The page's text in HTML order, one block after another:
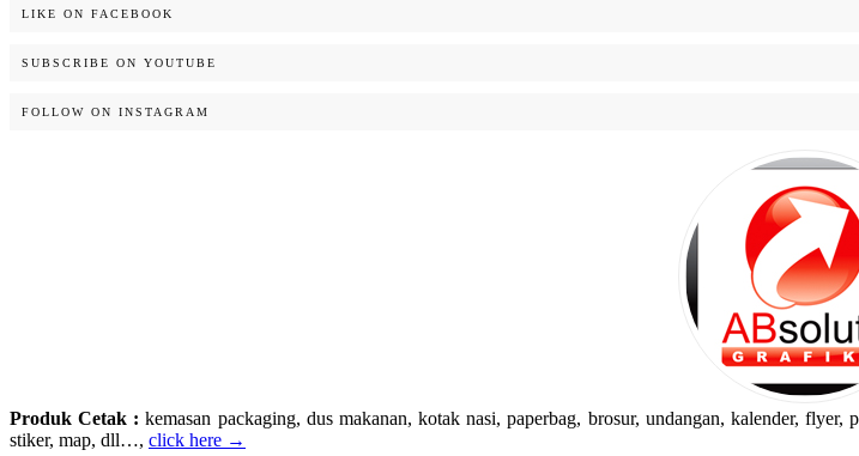
LIKE ON FACEBOOK
SUBSCRIBE ON YOUTUBE
FOLLOW ON INSTAGRAM
Produk Cetak : kemasan packaging, dus makanan, kotak nasi, paperbag, brosur, undangan, kalender,
stiker, map, dll…, click here →